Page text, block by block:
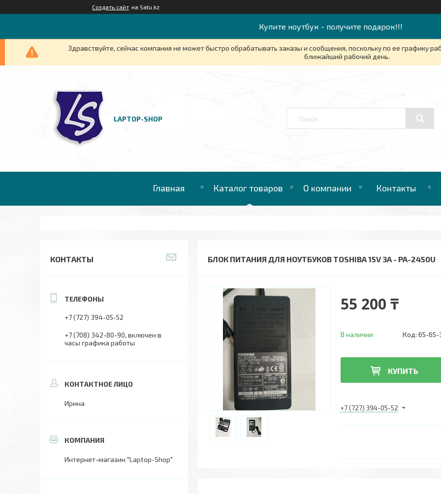
Создать сайт на Satu.kz
Купите ноутбук - получите подарок!!!
Здравствуйте, сейчас компания не может быстро обрабатывать заказы и сообщения, поскольку по ее графику
ближайший рабочий день.
LAPTOP-SHOP
Главная Каталог товаров О компании Контакты
БЛОК ПИТАНИЯ ДЛЯ НОУТБУКОВ TOSHIBA 15V 3A - PA-2450U
55 200 ₸
В наличии Код: 65-65-
КУПИТЬ
+7 (727) 394-05-52
КОНТАКТЫ
+7 (727) 394-05-52
+7 (708) 342-80-90 включен в
часы графика работы
Ирина
Интернет-магазин "Laptop-Shop"